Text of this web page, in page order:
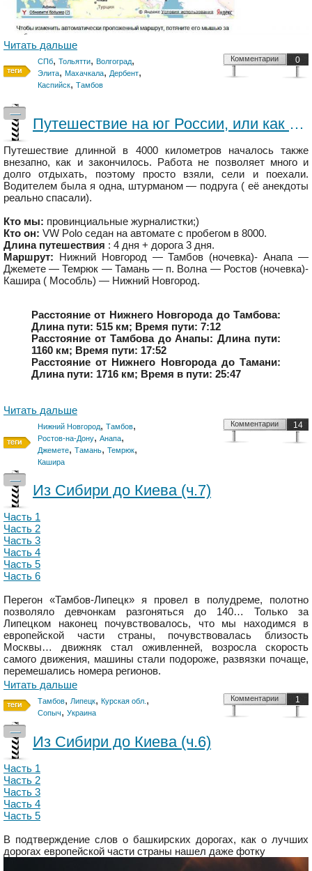
Читать дальше
СПб, Тольятти, Волгоград,
Элита, Махачкала, Дербент,
Каспийск, Тамбов
0
Комментарии
—
Путешествие на юг России, или как меня краснодарские гаишники прав лишали)))
Путешествие длинной в 4000 километров началось также
внезапно, как и закончилось. Работа не позволяет много и
долго отдыхать, поэтому просто взяли, сели и поехали.
Водителем была я одна, штурманом — подруга ( её анекдоты
реально спасали).
Кто мы: провинциальные журналистки;)
Кто он: VW Polo седан на автомате с пробегом в 8000.
Длина путешествия : 4 дня + дорога 3 дня.
Маршрут: Нижний Новгород — Тамбов (ночевка)- Анапа —
Джемете — Темрюк — Тамань — п. Волна — Ростов (ночевка)-
Кашира ( Мособль) — Нижний Новгород.
Расстояние от Нижнего Новгорода до Тамбова:
Длина пути: 515 км; Время пути: 7:12
Расстояние от Тамбова до Анапы: Длина пути:
1160 км; Время пути: 17:52
Расстояние от Нижнего Новгорода до Тамани:
Длина пути: 1716 км; Время в пути: 25:47
Читать дальше
Нижний Новгород, Тамбов,
Ростов-на-Дону, Анапа,
Джемете, Тамань, Темрюк,
Кашира
14
Комментарии
—
Из Сибири до Киева (ч.7)
Часть 1
Часть 2
Часть 3
Часть 4
Часть 5
Часть 6
Перегон «Тамбов-Липецк» я провел в полудреме, полотно
позволяло девчонкам разгоняться до 140… Только за
Липецком наконец почувствовалось, что мы находимся в
европейской части страны, почувствовалась близость
Москвы… движняк стал оживленней, возросла скорость
самого движения, машины стали подороже, развязки почаще,
перемешались номера регионов.
Читать дальше
Тамбов, Липецк, Курская обл. ,
Сопыч, Украина
1
Комментарии
—
Из Сибири до Киева (ч.6)
Часть 1
Часть 2
Часть 3
Часть 4
Часть 5
В подтверждение слов о башкирских дорогах, как о лучших
дорогах европейской части страны нашел даже фотку